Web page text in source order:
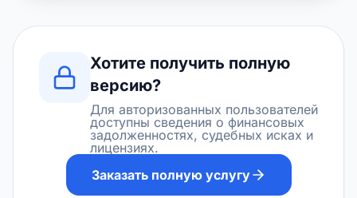
Хотите получить полную
версию?
Для авторизованных пользователей
доступны сведения о финансовых
задолженностях, судебных исках и
лицензиях.
Заказать полную услугу